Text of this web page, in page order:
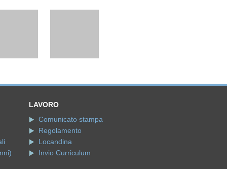
LAVORO
Comunicato stampa
Regolamento
Locandina
Invio Curriculum